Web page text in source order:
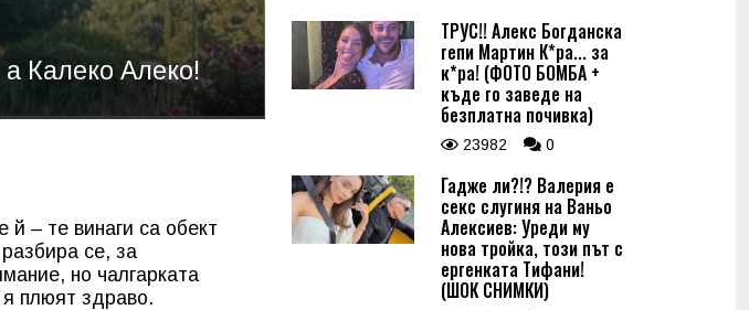
Калеко Алеко!
– те винаги са обект
се, за
но чалгарката
плюят здраво.
ТРУС!! Алекс Богданска
гепи Мартин К*ра... за
к*ра! (ФОТО БОМБА +
къде го заведе на
безплатна почивка)
23982 0
Гадже ли?!? Валерия е
секс слугиня на Ваньо
Алексиев: Уреди му
нова тройка, този път с
ергенката Тифани!
(ШОК СНИМКИ)